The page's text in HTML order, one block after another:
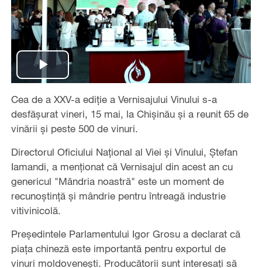
Play
Video
Cea de a XXV-a ediție a Vernisajului Vinului s-a
desfășurat vineri, 15 mai, la Chișinău și a reunit 65 de
vinării și peste 500 de vinuri.
Directorul Oficiului Național al Viei și Vinului, Ștefan
Iamandi, a menționat că Vernisajul din acest an cu
genericul "Mândria noastră" este un moment de
recunoștință și mândrie pentru întreagă industrie
vitivinicolă.
Președintele Parlamentului Igor Grosu a declarat că
piața chineză este importantă pentru exportul de
vinuri moldovenești. Producătorii sunt interesați să